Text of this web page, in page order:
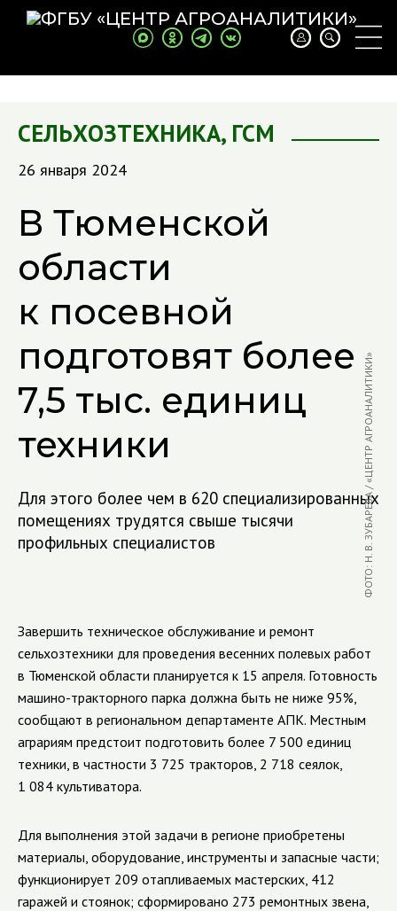
СЕЛЬХОЗТЕХНИКА, ГСМ
26 января 2024
В Тюменской
области
к посевной
подготовят более
7,5 тыс. единиц
техники
Для этого более чем в 620 специализированных
помещениях трудятся свыше тысячи
профильных специалистов
ФОТО: Н. В. ЗУБАРЕВА / «ЦЕНТР АГРОАНАЛИТИКИ»
Завершить техническое обслуживание и ремонт
сельхозтехники для проведения весенних полевых работ
в Тюменской области планируется к 15 апреля. Готовность
машино-тракторного парка должна быть не ниже 95%,
сообщают в региональном департаменте АПК. Местным
аграриям предстоит подготовить более 7 500 единиц
техники, в частности 3 725 тракторов, 2 718 сеялок,
1 084 культиватора.
Для выполнения этой задачи в регионе приобретены
материалы, оборудование, инструменты и запасные части;
функционирует 209 отапливаемых мастерских, 412
гаражей и стоянок; сформировано 273 ремонтных звена,